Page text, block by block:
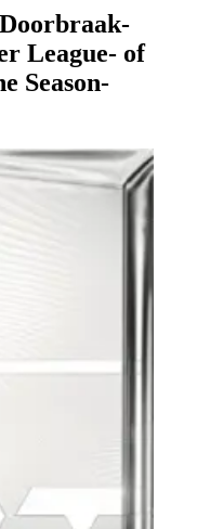
League- of
Season-